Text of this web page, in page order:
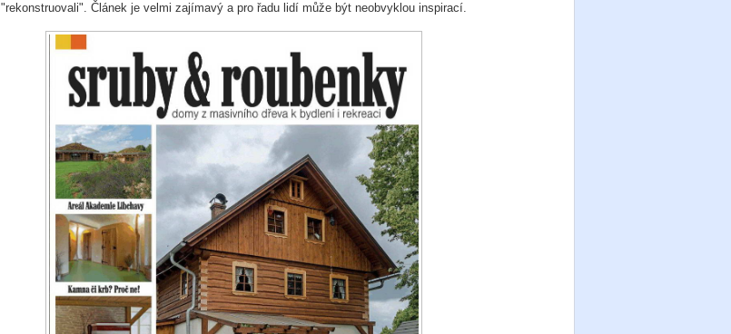
"rekonstruovali". Článek je velmi zajímavý a pro řadu lidí může být neobvyklou inspirací.